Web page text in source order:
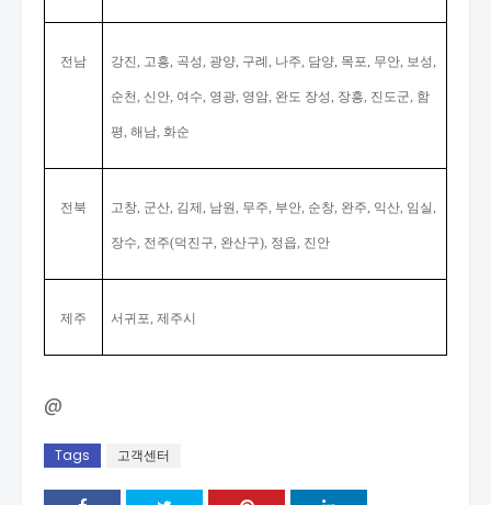
전남 강진, 고흥, 곡성, 광양, 구례, 나주, 담양, 목포, 무안, 보성,
순천, 신안, 여수, 영광, 영암, 완도 장성, 장흥, 진도군, 함
평, 해남, 화순
전북 고창, 군산, 김제, 남원, 무주, 부안, 순창, 완주, 익산, 임실,
장수, 전주(덕진구, 완산구), 정읍, 진안
제주 서귀포, 제주시
@
Tags 고객센터